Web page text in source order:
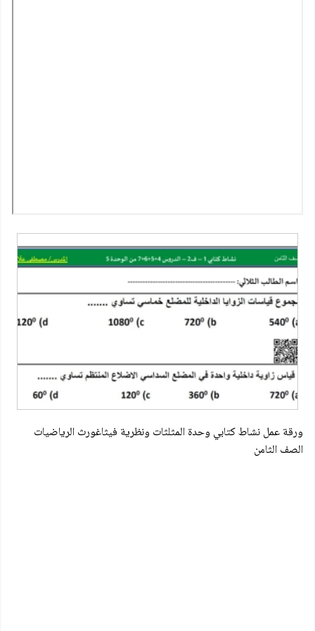
ورقة عمل نشاط كتابي وحدة المثلثات ونظرية فيثاغورث الرياضيات
الصف الثامن